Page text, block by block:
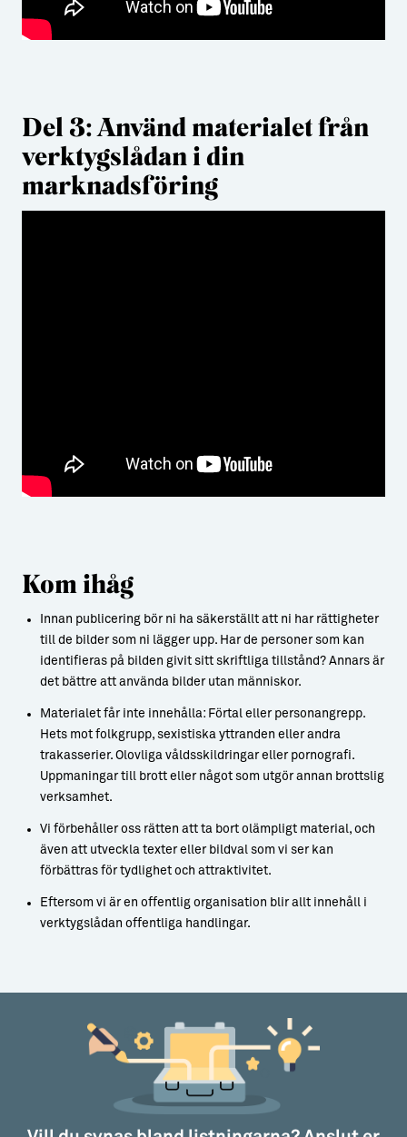
Del 3: Använd materialet från
verktygslådan i din
marknadsföring
Kom ihåg
Innan publicering bör ni ha säkerställt att ni har rättigheter
till de bilder som ni lägger upp. Har de personer som kan
identifieras på bilden givit sitt skriftliga tillstånd? Annars är
det bättre att använda bilder utan människor.
Materialet får inte innehålla: Förtal eller personangrepp.
Hets mot folkgrupp, sexistiska yttranden eller andra
trakasserier. Olovliga våldsskildringar eller pornografi.
Uppmaningar till brott eller något som utgör annan brottslig
verksamhet.
Vi förbehåller oss rätten att ta bort olämpligt material, och
även att utveckla texter eller bildval som vi ser kan
förbättras för tydlighet och attraktivitet.
Eftersom vi är en offentlig organisation blir allt innehåll i
verktygslådan offentliga handlingar.